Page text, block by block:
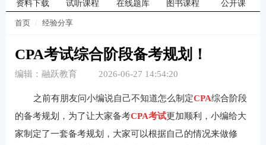
资料下载 试听课程 在线题库 图书课程 公开课
首页 经验分享
CPA考试综合阶段备考规划！
编辑：融跃教育 2026-06-27 14:54:20
之前有朋友问小编说自己不知道怎么制定CPA综合阶段
的备考规划，为了让大家备考CPA考试更加顺利，小编给大
家制定了一套备考规划，大家可以根据自己的情况来做修